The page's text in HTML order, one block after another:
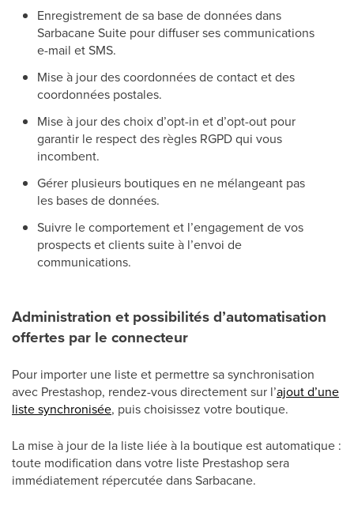
Enregistrement de sa base de données dans
Sarbacane Suite pour diffuser ses communications
e-mail et SMS.
Mise à jour des coordonnées de contact et des
coordonnées postales.
Mise à jour des choix d’opt-in et d’opt-out pour
garantir le respect des règles RGPD qui vous
incombent.
Gérer plusieurs boutiques en ne mélangeant pas
les bases de données.
Suivre le comportement et l’engagement de vos
prospects et clients suite à l’envoi de
communications.
Administration et possibilités d’automatisation
offertes par le connecteur
Pour importer une liste et permettre sa synchronisation
avec Prestashop, rendez-vous directement sur l’ajout d’une
liste synchronisée, puis choisissez votre boutique.
La mise à jour de la liste liée à la boutique est automatique :
toute modification dans votre liste Prestashop sera
immédiatement répercutée dans Sarbacane.